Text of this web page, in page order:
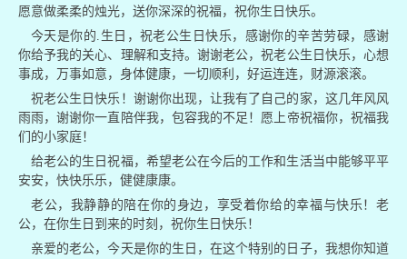
愿意做柔柔的烛光，送你深深的祝福，祝你生日快乐。
今天是你的.生日，祝老公生日快乐，感谢你的辛苦劳碌，感谢
你给予我的关心、理解和支持。谢谢老公，祝老公生日快乐，心想
事成，万事如意，身体健康，一切顺利，好运连连，财源滚滚。
祝老公生日快乐！谢谢你出现，让我有了自己的家，这几年风风
雨雨，谢谢你一直陪伴我，包容我的不足！愿上帝祝福你，祝福我
们的小家庭！
给老公的生日祝福，希望老公在今后的工作和生活当中能够平平
安安，快快乐乐，健健康康。
老公，我静静的陪在你的身边，享受着你给的幸福与快乐！老
公，在你生日到来的时刻，祝你生日快乐！
亲爱的老公，今天是你的生日，在这个特别的日子，我想你知道